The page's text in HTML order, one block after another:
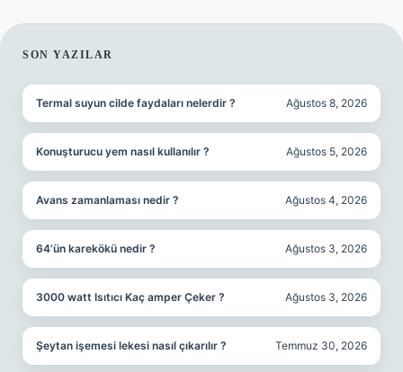
SIDEBAR
SON YAZILAR
Termal suyun cilde faydaları nelerdir ? Ağustos 8, 2026
Konuşturucu yem nasıl kullanılır ? Ağustos 5, 2026
Avans zamanlaması nedir ? Ağustos 4, 2026
64’ün karekökü nedir ? Ağustos 3, 2026
3000 watt Isıtıcı Kaç amper Çeker ? Ağustos 3, 2026
Şeytan işemesi lekesi nasıl çıkarılır ? Temmuz 30, 2026